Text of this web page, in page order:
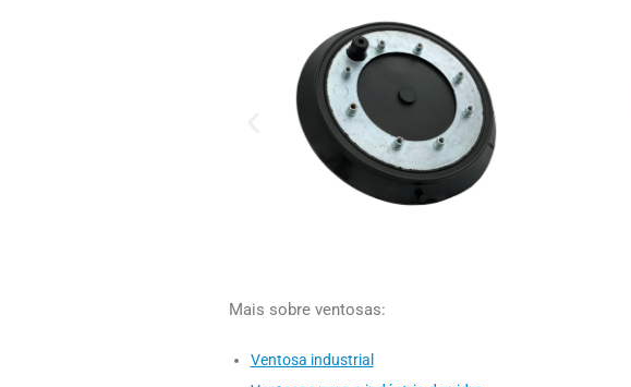
Mais sobre ventosas:
Ventosa industrial